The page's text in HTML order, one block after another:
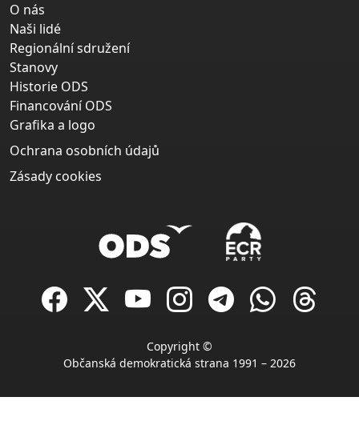
O nás
Naši lidé
Regionální sdružení
Stanovy
Historie ODS
Financování ODS
Grafika a logo
Ochrana osobních údajů
Zásady cookies
Copyright ©
Občanská demokratická strana 1991 – 2026